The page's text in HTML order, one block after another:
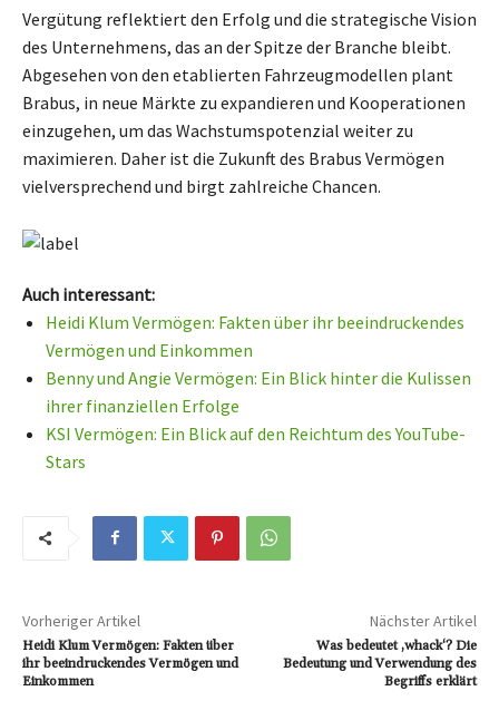
Vergütung reflektiert den Erfolg und die strategische Vision
des Unternehmens, das an der Spitze der Branche bleibt.
Abgesehen von den etablierten Fahrzeugmodellen plant
Brabus, in neue Märkte zu expandieren und Kooperationen
einzugehen, um das Wachstumspotenzial weiter zu
maximieren. Daher ist die Zukunft des Brabus Vermögen
vielversprechend und birgt zahlreiche Chancen.
Auch interessant:
Heidi Klum Vermögen: Fakten über ihr beeindruckendes
Vermögen und Einkommen
Benny und Angie Vermögen: Ein Blick hinter die Kulissen
ihrer finanziellen Erfolge
KSI Vermögen: Ein Blick auf den Reichtum des YouTube-
Stars
Vorheriger Artikel
Heidi Klum Vermögen: Fakten über
ihr beeindruckendes Vermögen und
Einkommen
Nächster Artikel
Was bedeutet ‚whack‘? Die
Bedeutung und Verwendung des
Begriffs erklärt